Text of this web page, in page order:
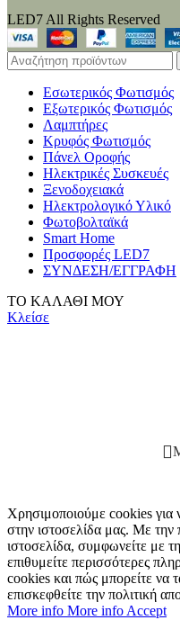
LED7 All Rights Reserved
Εσωτερικός Φωτισμός
Εξωτερικός Φωτισμός
Λαμπτήρες
Κρυφός Φωτισμός
Πάνελ Οροφής
Ηλεκτρικές Συσκευές
Ξενοδοχειακά
Ηλεκτρολογικό Υλικό
Φωτοβολταϊκά
Smart Home
Προσφορές LED7
ΣΥΝΔΕΣΗ/ΕΓΓΡΑΦΗ
ΤΟ ΚΑΛΑΘΙ ΜΟΥ
Κλείσε
Χρησιμοποιούμε cookies για
στην ιστοσελίδα μας. Με την
ιστοσελίδα, συμφωνείτε με
επιθυμείτε περισσότερες
cookies και πώς μπορείτε να
επισκεφθείτε την πολιτική
More info More info Accept